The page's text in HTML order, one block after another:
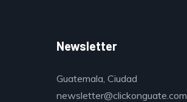
Newsletter
Guatemala, Ciudad
newsletter@clickonguate.com